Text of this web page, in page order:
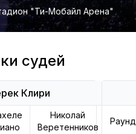
"Ти-Мобайл Арена"
судей
Клири
Николай
Веретенников
Раунд